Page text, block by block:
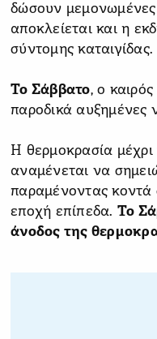
δώσουν
αποκλείεται και η
σύντομης καταιγίδας.
Το Σάββατο, ο
παροδικά αυξημένες
Η θερμοκρασία
αναμένεται να
παραμένοντας κοντά
εποχή επίπεδα. Το
άνοδος της